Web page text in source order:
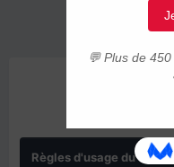
Règles d'usage du forum